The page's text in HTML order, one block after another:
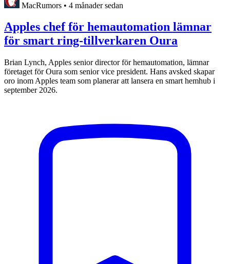
MacRumors • 4 månader sedan
Apples chef för hemautomation lämnar
för smart ring-tillverkaren Oura
Brian Lynch, Apples senior director för hemautomation, lämnar
företaget för Oura som senior vice president. Hans avsked skapar
oro inom Apples team som planerar att lansera en smart hemhub i
september 2026.